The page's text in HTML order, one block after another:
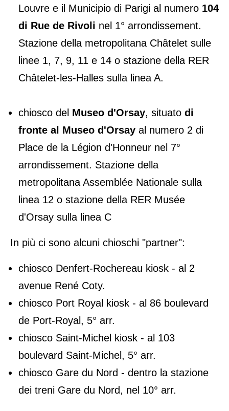
Louvre e il Municipio di Parigi al numero 104
di Rue de Rivoli nel 1° arrondissement.
Stazione della metropolitana Châtelet sulle
linee 1, 7, 9, 11 e 14 o stazione della RER
Châtelet-les-Halles sulla linea A.
chiosco del Museo d'Orsay, situato di
fronte al Museo d'Orsay al numero 2 di
Place de la Légion d'Honneur nel 7°
arrondissement. Stazione della
metropolitana Assemblée Nationale sulla
linea 12 o stazione della RER Musée
d'Orsay sulla linea C
In più ci sono alcuni chioschi "partner":
chiosco Denfert-Rochereau kiosk - al 2
avenue René Coty.
chiosco Port Royal kiosk - al 86 boulevard
de Port-Royal, 5° arr.
chiosco Saint-Michel kiosk - al 103
boulevard Saint-Michel, 5° arr.
chiosco Gare du Nord - dentro la stazione
dei treni Gare du Nord, nel 10° arr.